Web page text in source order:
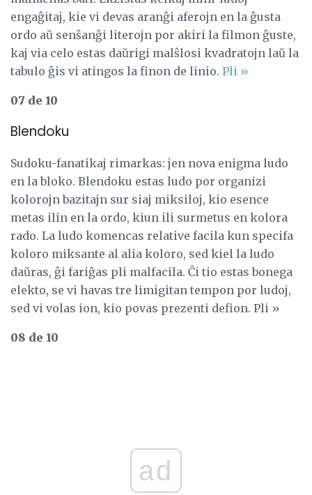
engaĝitaj, kie vi devas aranĝi aferojn en la ĝusta
ordo aŭ senŝanĝi literojn por akiri la filmon ĝuste,
kaj via celo estas daŭrigi malŝlosi kvadratojn laŭ la
tabulo ĝis vi atingos la finon de linio. Pli »
07 de 10
Blendoku
Sudoku-fanatikaj rimarkas: jen nova enigma ludo
en la bloko. Blendoku estas ludo por organizi
kolorojn bazitajn sur siaj miksiloj, kio esence
metas ilin en la ordo, kiun ili surmetus en kolora
rado. La ludo komencas relative facila kun specifa
koloro miksante al alia koloro, sed kiel la ludo
daŭras, ĝi fariĝas pli malfacila. Ĉi tio estas bonega
elekto, se vi havas tre limigitan tempon por ludoj,
sed vi volas ion, kio povas prezenti defion. Pli »
08 de 10
ad